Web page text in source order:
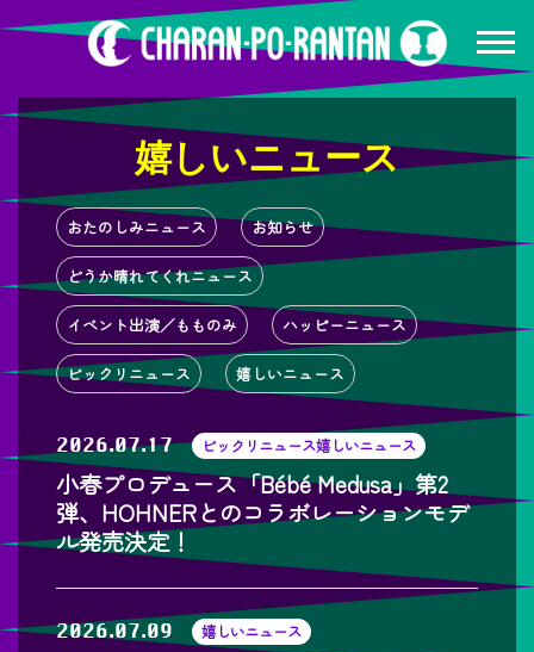
嬉しいニュース
おたのしみニュース お知らせ
どうか晴れてくれニュース
イベント出演／もものみ ハッピーニュース
ビックリニュース 嬉しいニュース
2026.07.17 ビックリニュース嬉しいニュース
小春プロデュース「Bébé Medusa」第2
弾、HOHNERとのコラボレーションモデ
ル発売決定！
2026.07.09 嬉しいニュース